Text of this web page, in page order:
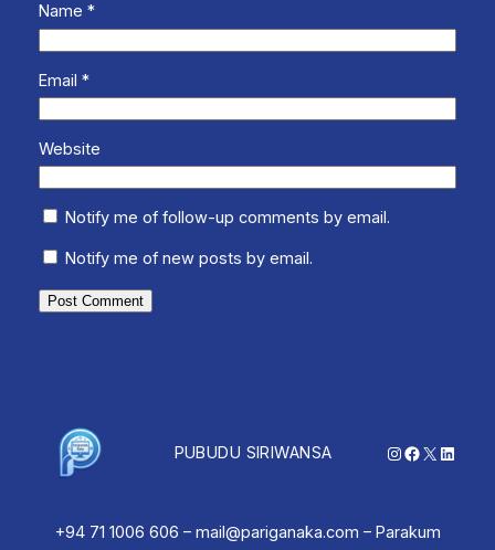
Name *
Email *
Website
Notify me of follow-up comments by email.
Notify me of new posts by email.
PUBUDU SIRIWANSA Instagram
Facebook
X
+94 71 1006 606 – mail@pariganaka.com – Parakum